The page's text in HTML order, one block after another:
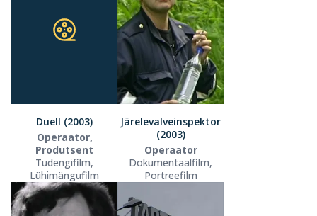
Duell (2003)
Operaator,
Produtsent
Tudengifilm,
Lühimängufilm
Järelevalveinspektor
(2003)
Operaator
Dokumentaalfilm,
Portreefilm